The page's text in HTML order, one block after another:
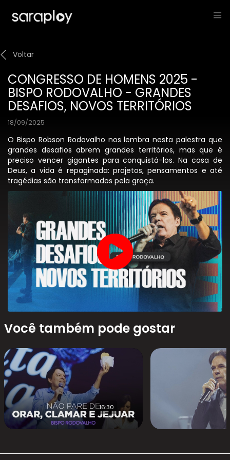
Voltar
CONGRESSO DE HOMENS 2025 -
BISPO RODOVALHO - GRANDES
DESAFIOS, NOVOS TERRITÓRIOS
18/09/2025
O Bispo Robson Rodovalho nos lembra nesta palestra que
grandes desafios abrem grandes territórios, mas que é
preciso vencer gigantes para conquistá-los. Na casa de
Deus, a vida é repaginada: projetos, pensamentos e até
tragédias são transformados pela graça.
Você também pode gostar
16:30